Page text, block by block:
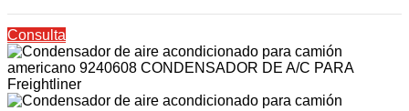
Consulta